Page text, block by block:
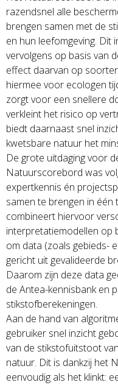
razendsnel alle
brengen samen met de
en hun leefomgeving. Dit
vervolgens op basis van
effect daarvan op
hiermee voor ecologen
zorgt voor een snellere
verkleint het risico op
biedt daarnaast snel
kwetsbare natuur het
De grote uitdaging voor
Natuurscorebord was
expertkennis én
samen te brengen in
combineert hiervoor
interpretatiemodellen op
om data (zoals gebieds-
gericht uit gevalideerde
Daarom zijn deze data
de Antea-kennisbank en
stikstofberekeningen.
Aan de hand van
gebruiker snel inzicht
van de stikstofuitstoot
natuur. Dit is dankzij het
eenvoudig als het klinkt: